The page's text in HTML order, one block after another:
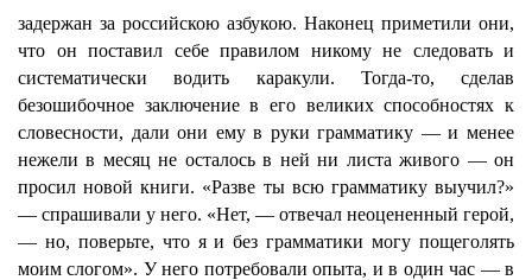
задержан за российскою азбукою. Наконец приметили они,
что он поставил себе правилом никому не следовать и
систематически водить каракули. Тогда-то, сделав
безошибочное заключение в его великих способностях к
словесности, дали они ему в руки грамматику — и менее
нежели в месяц не осталось в ней ни листа живого — он
просил новой книги. «Разве ты всю грамматику выучил?»
— спрашивали у него. «Нет, — отвечал неоцененный герой,
— но, поверьте, что я и без грамматики могу пощеголять
моим слогом». У него потребовали опыта, и в один час — в